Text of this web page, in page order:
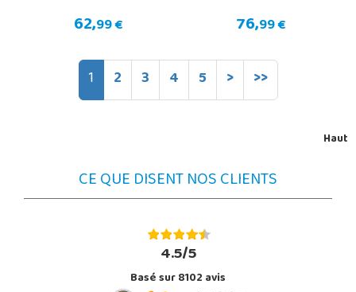
62,99 € 76,99 €
1 2 3 4 5 > >>
Haut
CE QUE DISENT NOS CLIENTS
4.5/5
Basé sur 8102 avis